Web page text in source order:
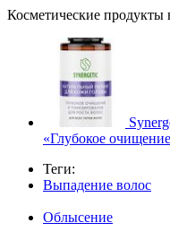
Косметические продукты
«Глубокое
Теги:
Выпадение волос
Облысение